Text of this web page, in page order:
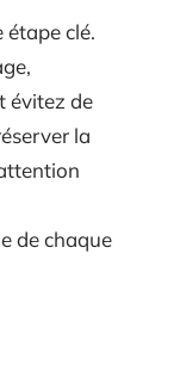
étape clé.
évitez de
la
de chaque